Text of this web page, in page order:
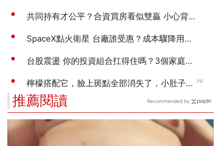
推薦閱讀 Recommended by